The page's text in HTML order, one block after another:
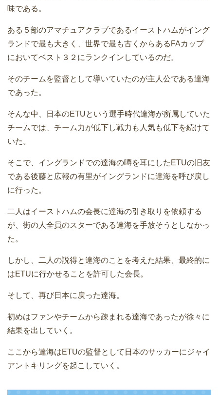
味である。
ある５部のアマチュアクラブであるイーストハムがイング
ランドで最も大きく、世界で最も古くからあるFAカップ
においてベスト３２にランクインしているのだ。
そのチームを監督として導いていたのが主人公である達海
であった。
そんな中、日本のETUという選手時代達海が所属していた
チームでは、チーム力が低下し戦力も人気も低下を続けて
いた。
そこで、イングランドでの達海の噂を耳にしたETUの旧友
である後藤と広報の有里がイングランドに達海を呼び戻し
に行った。
二人はイーストハムの会長に達海の引き取りを依頼する
が、街の人全員のスターである達海を手放そうとしなかっ
た。
しかし、二人の説得と達海のことを考えた結果、最終的に
はETUに行かせることを許可した会長。
そして、再び日本に戻った達海。
初めはファンやチームから疎まれる達海であったが徐々に
結果を出していく。
ここから達海はETUの監督として日本のサッカーにジャイ
アントキリングを起こしていく。